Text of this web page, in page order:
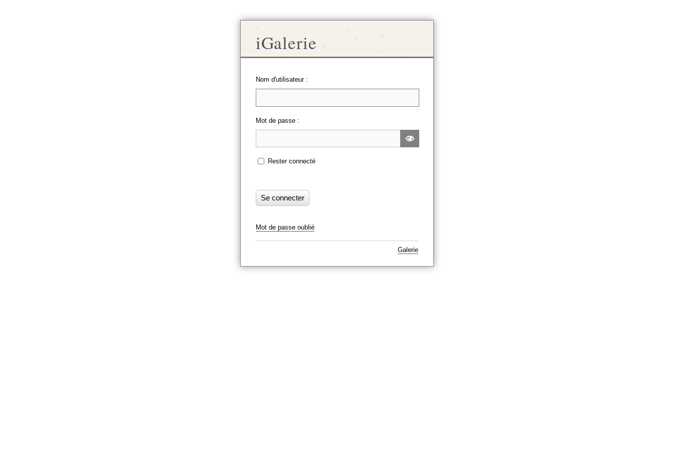
iGalerie
Nom d'utilisateur :
Mot de passe :

Rester connecté
Mot de passe oublié
Galerie